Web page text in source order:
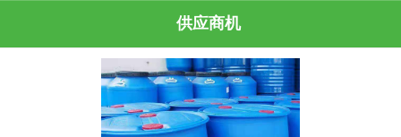
供应商机